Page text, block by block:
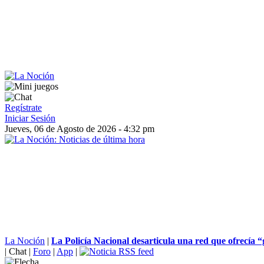
Regístrate
Iniciar Sesión
Jueves, 06 de Agosto de 2026 - 4:32 pm
La Noción | La Policía Nacional desarticula una red que ofrecía
| Chat | Foro | App |